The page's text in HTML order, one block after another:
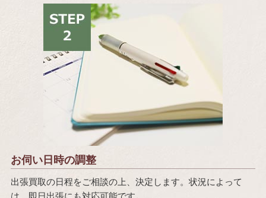
お伺い日時の調整
出張買取の日程をご相談の上、決定します。状況によって
は、即日出張にも対応可能です。